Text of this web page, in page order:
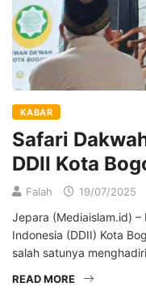
KABAR
Safari
DDII Kota
Falah 19/07/2025
Jepara (Mediaislam.id) –
Indonesia (DDII) Kota
salah satunya
READ MORE